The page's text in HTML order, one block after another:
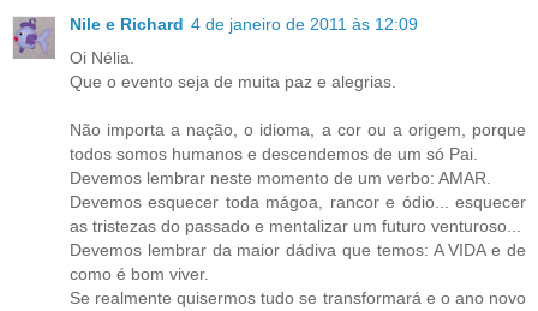
Nile e Richard 4 de janeiro de 2011 às 12:09
Oi Nélia.
Que o evento seja de muita paz e alegrias.
Não importa a nação, o idioma, a cor ou a origem, porque
todos somos humanos e descendemos de um só Pai.
Devemos lembrar neste momento de um verbo: AMAR.
Devemos esquecer toda mágoa, rancor e ódio... esquecer
as tristezas do passado e mentalizar um futuro venturoso...
Devemos lembrar da maior dádiva que temos: A VIDA e de
como é bom viver.
Se realmente quisermos tudo se transformará e o ano novo